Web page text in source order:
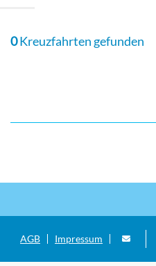
Deck 1
0Kreuzfahrten gefunden
AGB Impressum